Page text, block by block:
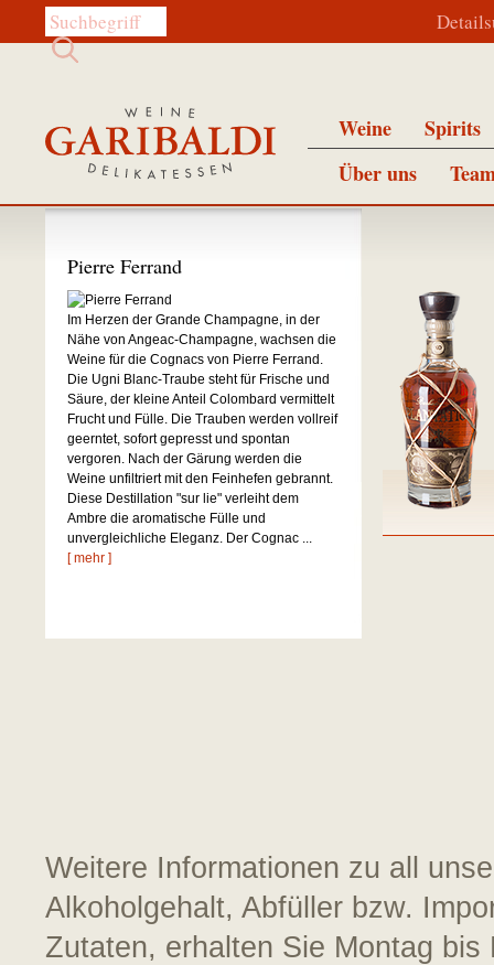
Diese Website durchsuchen:
Weine
Spirits
Über uns
Pierre Ferrand
Im Herzen der Grande Champagne, in der
Nähe von Angeac-Champagne, wachsen die
Weine für die Cognacs von Pierre Ferrand.
Die Ugni Blanc-Traube steht für Frische und
Säure, der kleine Anteil Colombard vermittelt
Frucht und Fülle. Die Trauben werden vollreif
geerntet, sofort gepresst und spontan
vergoren. Nach der Gärung werden die
Weine unfiltriert mit den Feinhefen gebrannt.
Diese Destillation "sur lie" verleiht dem
Ambre die aromatische Fülle und
unvergleichliche Eleganz. Der Cognac ...
[ mehr ]
Weitere Informationen zu all
Alkoholgehalt, Abfüller bzw.
Zutaten, erhalten Sie Montag